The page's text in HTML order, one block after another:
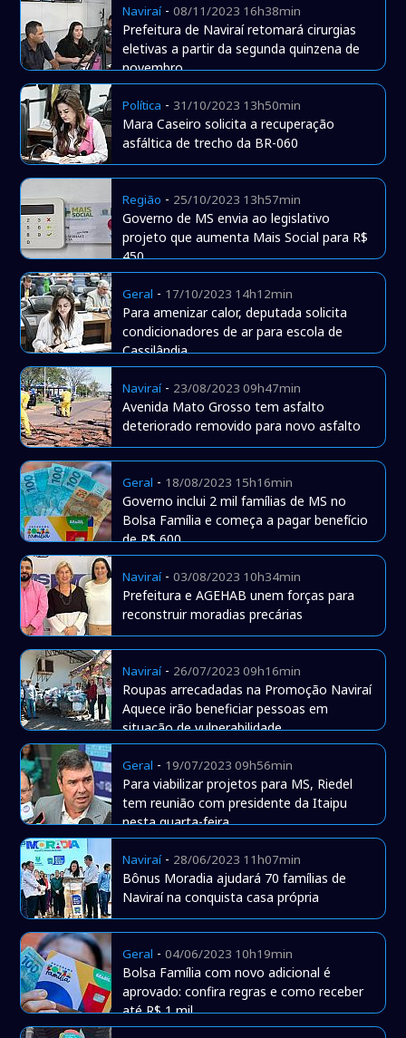
Naviraí-08/11/2023 16h38min
Prefeitura de Naviraí retomará cirurgias
eletivas a partir da segunda quinzena de
novembro
Política - 31/10/2023 13h50min
Mara Caseiro solicita a recuperação
asfáltica de trecho da BR-060
Região - 25/10/2023 13h57min
Governo de MS envia ao legislativo
projeto que aumenta Mais Social para R$
450
Geral - 17/10/2023 14h12min
Para amenizar calor, deputada solicita
condicionadores de ar para escola de
Cassilândia
Naviraí- 23/08/2023 09h47min
Avenida Mato Grosso tem asfalto
deteriorado removido para novo asfalto
Geral - 18/08/2023 15h16min
Governo inclui 2 mil famílias de MS no
Bolsa Família e começa a pagar benefício
de R$ 600
Naviraí-03/08/2023 10h34min
Prefeitura e AGEHAB unem forças para
reconstruir moradias precárias
Naviraí- 26/07/2023 09h16min
Roupas arrecadadas na Promoção Naviraí
Aquece irão beneficiar pessoas em
situação de vulnerabilidade
Geral - 19/07/2023 09h56min
Para viabilizar projetos para MS, Riedel
tem reunião com presidente da Itaipu
nesta quarta-feira
Naviraí- 28/06/2023 11h07min
Bônus Moradia ajudará 70 famílias de
Naviraí na conquista casa própria
Geral -04/06/2023 10h19min
Bolsa Família com novo adicional é
aprovado: confira regras e como receber
até R$ 1 mil